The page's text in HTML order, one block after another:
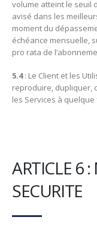
volume atteint le seuil
avisé dans les
moment du
échéance mensuelle,
pro rata de
5.4: Le Client et les
reproduire, dupliquer,
les Services à quelque
ARTICLE 6
SECURITE